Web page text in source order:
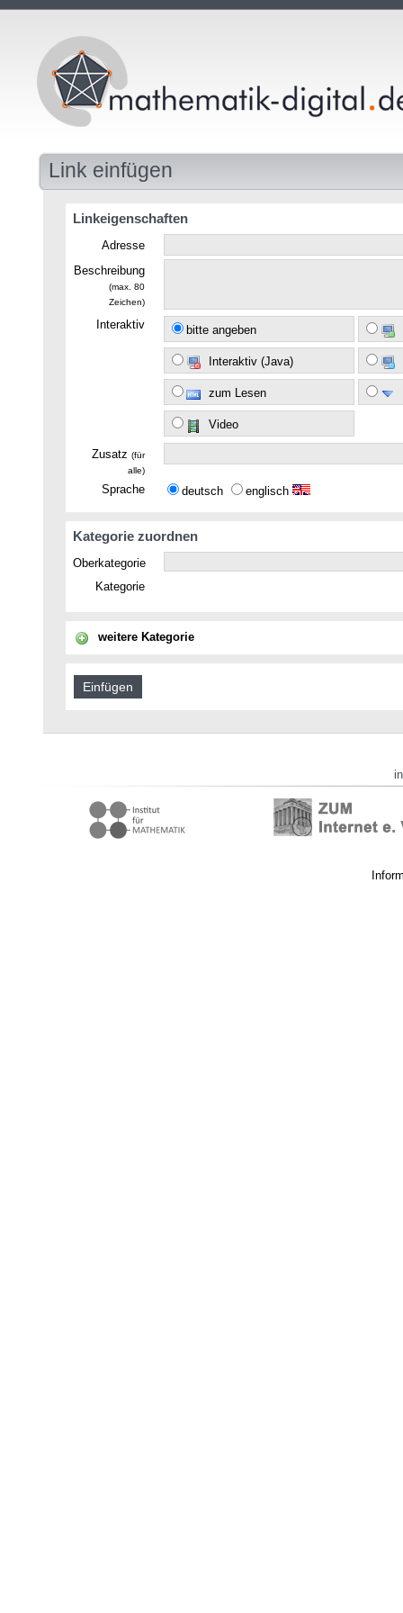
Link einfügen
Linkeigenschaften
Adresse
Beschreibung
(max. 80
Zeichen)
Interaktiv bitte angeben
Interaktiv (Java)
zum Lesen
Video
Zusatz (für
alle)
Sprache deutsch englisch
Kategorie zuordnen
Oberkategorie
Kategorie
weitere Kategorie